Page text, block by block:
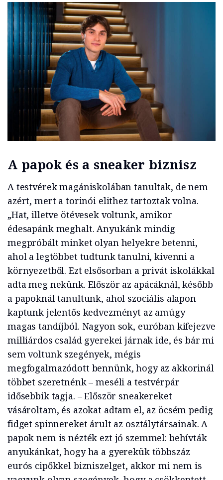
A papok és a sneaker biznisz
A testvérek magániskolában tanultak, de nem
azért, mert a torinói elithez tartoztak volna.
„Hat, illetve ötévesek voltunk, amikor
édesapánk meghalt. Anyukánk mindig
megpróbált minket olyan helyekre betenni,
ahol a legtöbbet tudtunk tanulni, kivenni a
környezetből. Ezt elsősorban a privát iskolákkal
adta meg nekünk. Először az apácáknál, később
a papoknál tanultunk, ahol szociális alapon
kaptunk jelentős kedvezményt az amúgy
magas tandíjból. Nagyon sok, euróban kifejezve
milliárdos család gyerekei járnak ide, és bár mi
sem voltunk szegények, mégis
megfogalmazódott bennünk, hogy az akkorinál
többet szeretnénk – meséli a testvérpár
idősebbik tagja. – Először sneakereket
vásároltam, és azokat adtam el, az öcsém pedig
fidget spinnereket árult az osztálytársainak. A
papok nem is nézték ezt jó szemmel: behívták
anyukánkat, hogy ha a gyerekük többszáz
eurós cipőkkel bizniszelget, akkor mi nem is